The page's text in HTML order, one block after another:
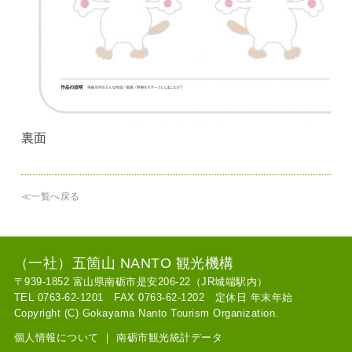
裏面
≪一覧へ戻る
（一社）五箇山 NANTO 観光機構
〒939-1852 富山県南砺市是安206-22（JR城端駅内）
TEL 0763-62-1201 FAX 0763-62-1202 定休日 年末年始
Copyright (C) Gokayama Nanto Tourism Organization.
個人情報について ｜南砺市観光統計データ